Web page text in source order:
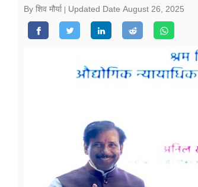
रिलेशनशिप
जीवन मंत्रा
By शिव मौर्या
Updated Date August 26, 2025